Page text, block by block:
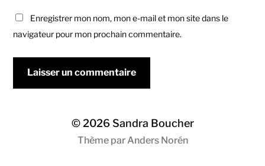
Enregistrer mon nom, mon e-mail et mon site dans le
navigateur pour mon prochain commentaire.
© 2026 Sandra Boucher
Thème par Anders Norén